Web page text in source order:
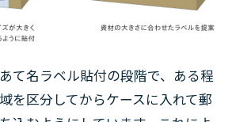
あて名ラベル貼付の段階で、ある程
を区分してからケースに入れて郵